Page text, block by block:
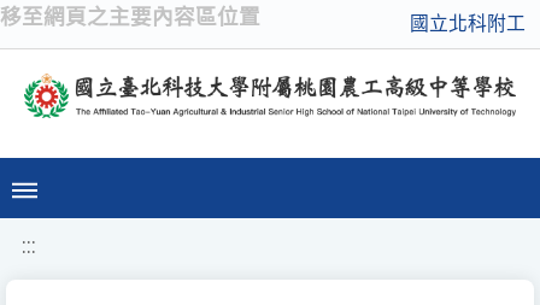
移至網頁之主要內容區位置 國立北科附工
:::